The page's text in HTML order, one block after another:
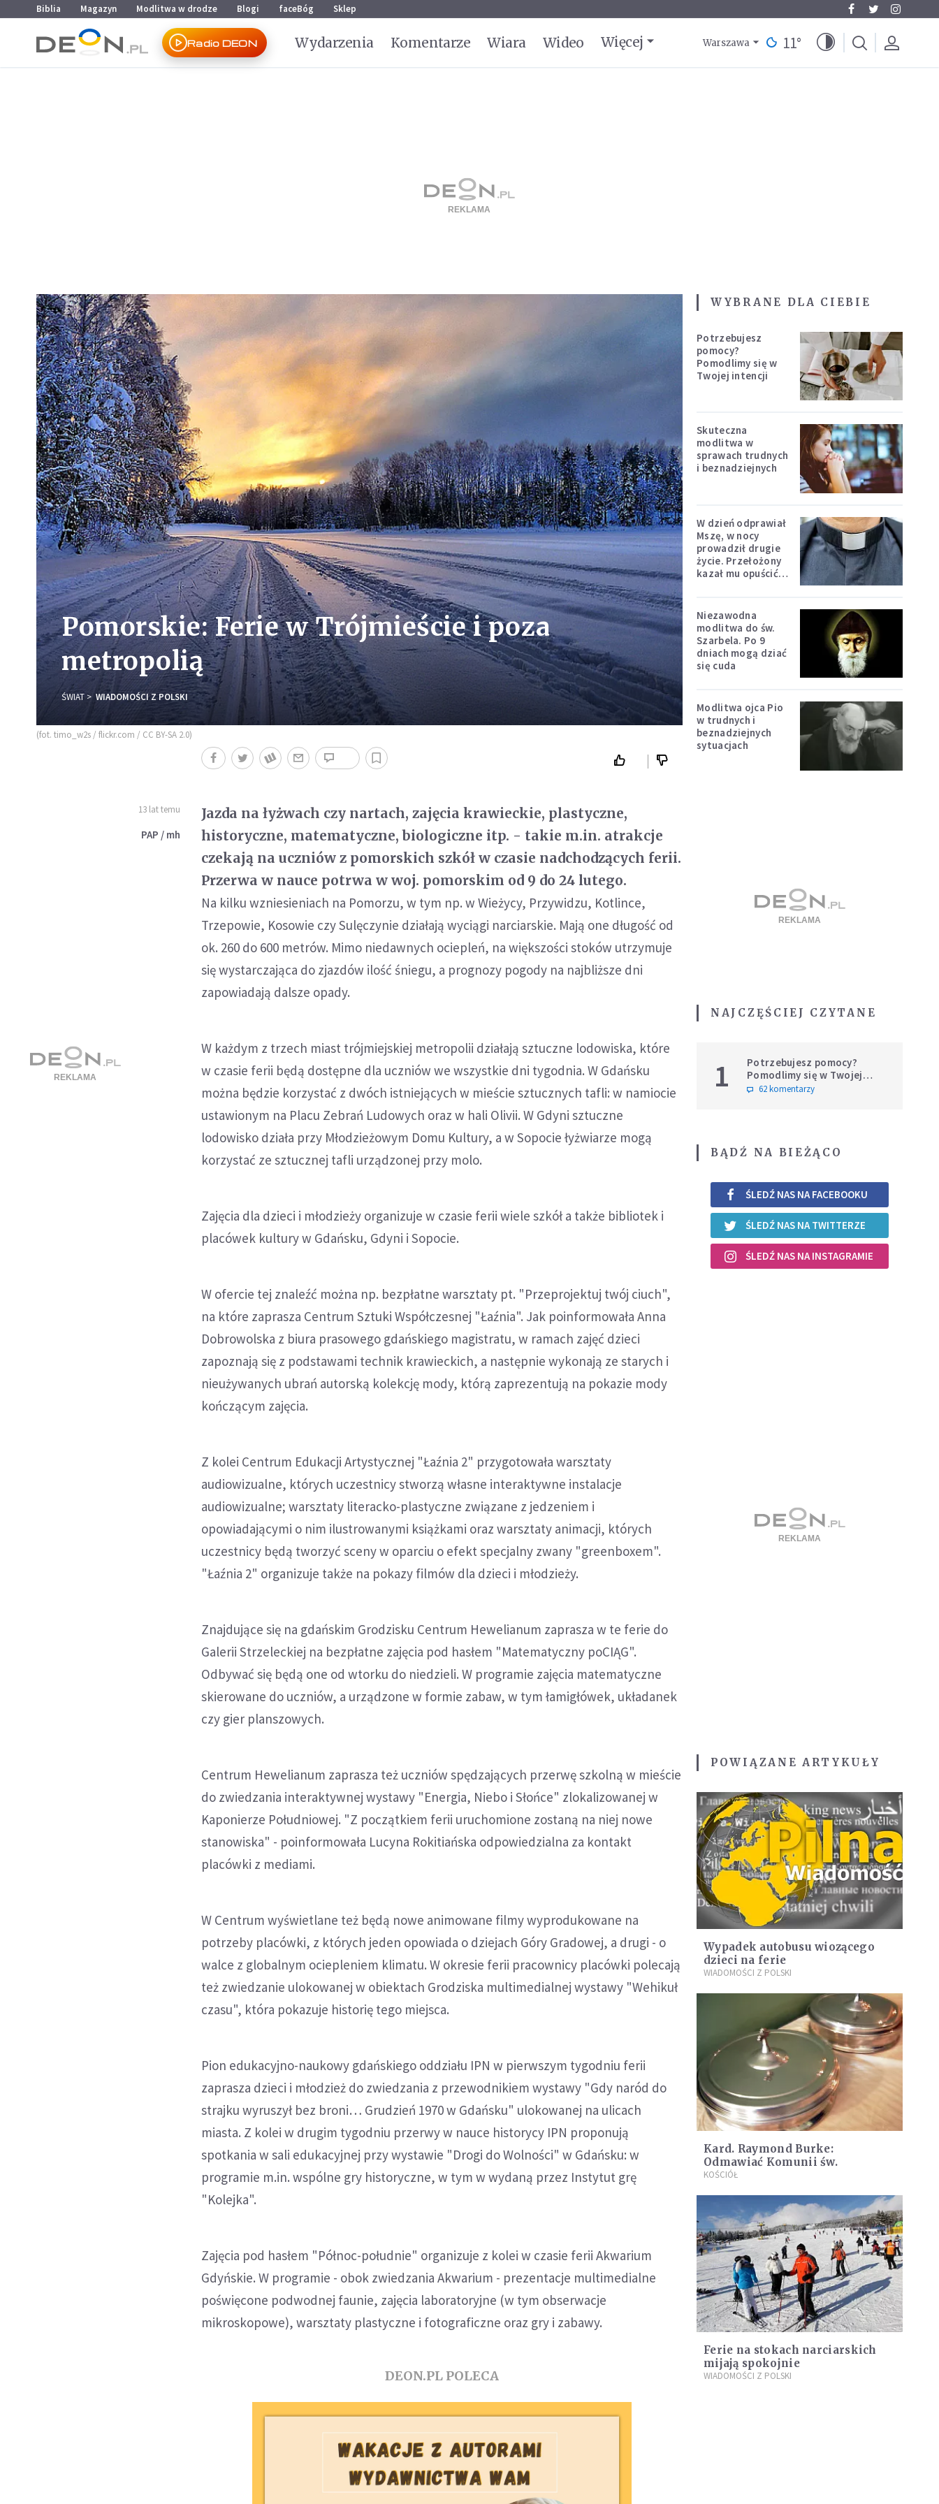
Przejdź do menu głównego
Przejdź do treści
Biblia Magazyn Modlitwa w drodze Blogi faceBóg Sklep
Radio DEON Wydarzenia Komentarze Wiara Wideo Więcej Warszawa 11°
Pomorskie: Ferie w Trójmieście i poza
metropolią
ŚWIAT WIADOMOŚCI Z POLSKI
(fot. timo_w2s / flickr.com / CC BY-SA 2.0)
13 lat temu
PAP / mh
Jazda na łyżwach czy nartach, zajęcia krawieckie, plastyczne,
historyczne, matematyczne, biologiczne itp. - takie m.in. atrakcje
czekają na uczniów z pomorskich szkół w czasie nadchodzących ferii.
Przerwa w nauce potrwa w woj. pomorskim od 9 do 24 lutego.
Na kilku wzniesieniach na Pomorzu, w tym np. w Wieżycy, Przywidzu, Kotlince,
Trzepowie, Kosowie czy Sulęczynie działają wyciągi narciarskie. Mają one długość od
ok. 260 do 600 metrów. Mimo niedawnych ociepleń, na większości stoków utrzymuje
się wystarczająca do zjazdów ilość śniegu, a prognozy pogody na najbliższe dni
zapowiadają dalsze opady.
W każdym z trzech miast trójmiejskiej metropolii działają sztuczne lodowiska, które
w czasie ferii będą dostępne dla uczniów we wszystkie dni tygodnia. W Gdańsku
można będzie korzystać z dwóch istniejących w mieście sztucznych tafli: w namiocie
ustawionym na Placu Zebrań Ludowych oraz w hali Olivii. W Gdyni sztuczne
lodowisko działa przy Młodzieżowym Domu Kultury, a w Sopocie łyżwiarze mogą
korzystać ze sztucznej tafli urządzonej przy molo.
Zajęcia dla dzieci i młodzieży organizuje w czasie ferii wiele szkół a także bibliotek i
placówek kultury w Gdańsku, Gdyni i Sopocie.
W ofercie tej znaleźć można np. bezpłatne warsztaty pt. "Przeprojektuj twój ciuch",
na które zaprasza Centrum Sztuki Współczesnej "Łaźnia". Jak poinformowała Anna
Dobrowolska z biura prasowego gdańskiego magistratu, w ramach zajęć dzieci
zapoznają się z podstawami technik krawieckich, a następnie wykonają ze starych i
nieużywanych ubrań autorską kolekcję mody, którą zaprezentują na pokazie mody
kończącym zajęcia.
Z kolei Centrum Edukacji Artystycznej "Łaźnia 2" przygotowała warsztaty
audiowizualne, których uczestnicy stworzą własne interaktywne instalacje
audiowizualne; warsztaty literacko-plastyczne związane z jedzeniem i
opowiadającymi o nim ilustrowanymi książkami oraz warsztaty animacji, których
uczestnicy będą tworzyć sceny w oparciu o efekt specjalny zwany "greenboxem".
"Łaźnia 2" organizuje także na pokazy filmów dla dzieci i młodzieży.
Znajdujące się na gdańskim Grodzisku Centrum Hewelianum zaprasza w te ferie do
Galerii Strzeleckiej na bezpłatne zajęcia pod hasłem "Matematyczny poCIĄG".
Odbywać się będą one od wtorku do niedzieli. W programie zajęcia matematyczne
skierowane do uczniów, a urządzone w formie zabaw, w tym łamigłówek, układanek
czy gier planszowych.
Centrum Hewelianum zaprasza też uczniów spędzających przerwę szkolną w mieście
do zwiedzania interaktywnej wystawy "Energia, Niebo i Słońce" zlokalizowanej w
Kaponierze Południowej. "Z początkiem ferii uruchomione zostaną na niej nowe
stanowiska" - poinformowała Lucyna Rokitiańska odpowiedzialna za kontakt
placówki z mediami.
W Centrum wyświetlane też będą nowe animowane filmy wyprodukowane na
potrzeby placówki, z których jeden opowiada o dziejach Góry Gradowej, a drugi - o
walce z globalnym ociepleniem klimatu. W okresie ferii pracownicy placówki polecają
też zwiedzanie ulokowanej w obiektach Grodziska multimedialnej wystawy "Wehikuł
czasu", która pokazuje historię tego miejsca.
Pion edukacyjno-naukowy gdańskiego oddziału IPN w pierwszym tygodniu ferii
zaprasza dzieci i młodzież do zwiedzania z przewodnikiem wystawy "Gdy naród do
strajku wyruszył bez broni… Grudzień 1970 w Gdańsku" ulokowanej na ulicach
miasta. Z kolei w drugim tygodniu przerwy w nauce historycy IPN proponują
spotkania w sali edukacyjnej przy wystawie "Drogi do Wolności" w Gdańsku: w
programie m.in. wspólne gry historyczne, w tym w wydaną przez Instytut grę
"Kolejka".
Zajęcia pod hasłem "Północ-południe" organizuje z kolei w czasie ferii Akwarium
Gdyńskie. W programie - obok zwiedzania Akwarium - prezentacje multimedialne
poświęcone podwodnej faunie, zajęcia laboratoryjne (w tym obserwacje
mikroskopowe), warsztaty plastyczne i fotograficzne oraz gry i zabawy.
DEON.PL POLECA
WYBRANE DLA CIEBIE
Potrzebujesz
pomocy?
Pomodlimy się w
Twojej intencji
Skuteczna
modlitwa w
sprawach trudnych
i beznadziejnych
W dzień odprawiał
Mszę, w nocy
prowadził drugie
życie. Przełożony
kazał mu opuścić
Niezawodna
modlitwa do św.
Szarbela. Po 9
dniach mogą dziać
się cuda
Modlitwa ojca Pio
w trudnych i
beznadziejnych
sytuacjach
NAJCZĘŚCIEJ CZYTANE
1
Potrzebujesz pomocy?
Pomodlimy się w Twojej
intencji
62 komentarzy
BĄDŹ NA BIEŻĄCO
ŚLEDŹ NAS NA FACEBOOKU
ŚLEDŹ NAS NA TWITTERZE
ŚLEDŹ NAS NA INSTAGRAMIE
POWIĄZANE ARTYKUŁY
Wypadek autobusu wiozącego
dzieci na ferie
WIADOMOŚCI Z POLSKI
Kard. Raymond Burke:
Odmawiać Komunii św.
KOŚCIÓŁ
Ferie na stokach narciarskich
mijają spokojnie
WIADOMOŚCI Z POLSKI